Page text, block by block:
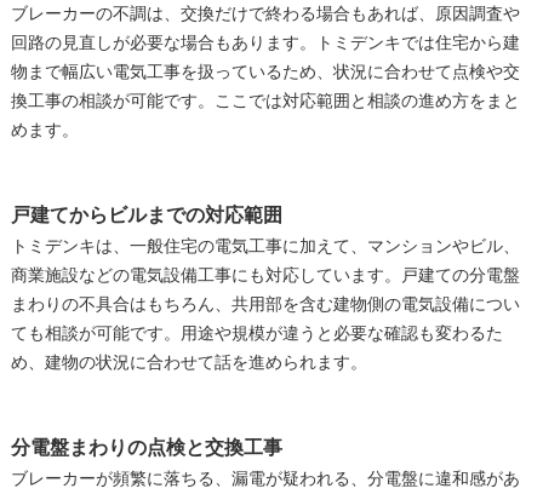
ブレーカーの不調は、交換だけで終わる場合もあれば、原因調査や
回路の見直しが必要な場合もあります。トミデンキでは住宅から建
物まで幅広い電気工事を扱っているため、状況に合わせて点検や交
換工事の相談が可能です。ここでは対応範囲と相談の進め方をまと
めます。
戸建てからビルまでの対応範囲
トミデンキは、一般住宅の電気工事に加えて、マンションやビル、
商業施設などの電気設備工事にも対応しています。戸建ての分電盤
まわりの不具合はもちろん、共用部を含む建物側の電気設備につい
ても相談が可能です。用途や規模が違うと必要な確認も変わるた
め、建物の状況に合わせて話を進められます。
分電盤まわりの点検と交換工事
ブレーカーが頻繁に落ちる、漏電が疑われる、分電盤に違和感があ